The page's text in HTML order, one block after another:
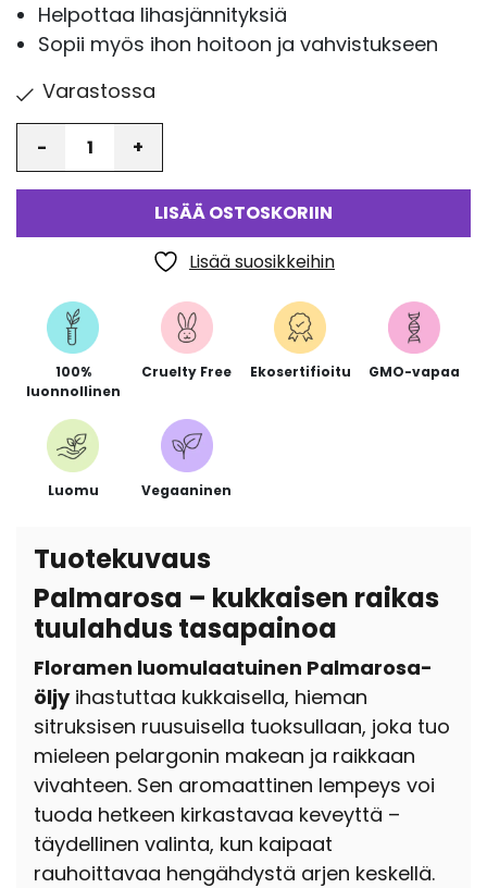
Helpottaa lihasjännityksiä
Sopii myös ihon hoitoon ja vahvistukseen
Varastossa
LISÄÄ OSTOSKORIIN
Lisää suosikkeihin
100%
luonnollinen
Cruelty Free Ekosertifioitu GMO-vapaa
Luomu Vegaaninen
Tuotekuvaus
Palmarosa – kukkaisen raikas
tuulahdus tasapainoa
Floramen luomulaatuinen Palmarosa-
öljyihastuttaa kukkaisella, hieman
sitruksisen ruusuisella tuoksullaan, joka tuo
mieleen pelargonin makean ja raikkaan
vivahteen. Sen aromaattinen lempeys voi
tuoda hetkeen kirkastavaa keveyttä –
täydellinen valinta, kun kaipaat
rauhoittavaa hengähdystä arjen keskellä.